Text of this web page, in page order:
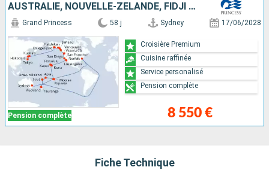
AUSTRALIE, NOUVELLE-ZÉLANDE, FIDJI (ÎLES), SAMOA, FRANCE, CANADA, ÉTATS-UNIS, JAPON
Pension complète
Grand Princess 58 j Sydney 17/06/2028
8 550 €
Croisière Premium
Cuisine raffinée
Service personalisé
Pension complète
Fiche Technique